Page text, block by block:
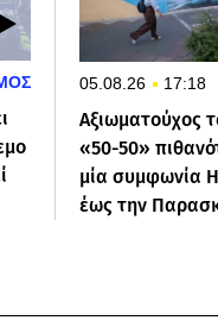
05.08.26 17:18
Αξιωματούχος
«50-50»
μία συμφωνία
έως την